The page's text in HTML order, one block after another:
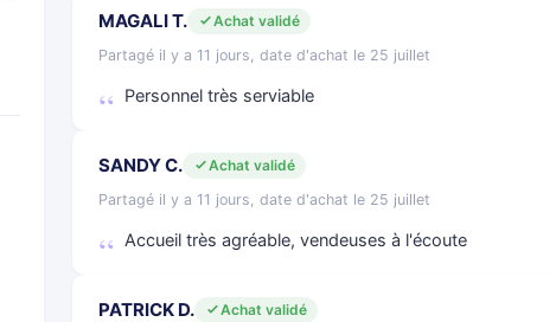
MAGALI T.
Achat validé
Partagé il y a 11 jours, date d'achat le 25 juillet
Personnel très serviable
SANDY C.
Achat validé
Partagé il y a 11 jours, date d'achat le 25 juillet
Accueil très agréable, vendeuses à l'écoute
PATRICK D.
Achat validé